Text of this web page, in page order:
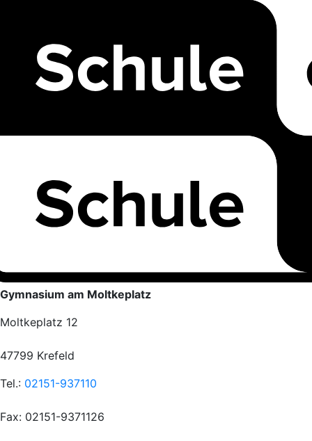
Gymnasium am Moltkeplatz
Moltkeplatz 12
47799 Krefeld
Tel.: 02151-937110
Fax: 02151-9371126